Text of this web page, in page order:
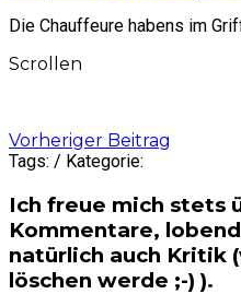
Die Chauffeure habens im
Scrollen
Post
navigation
Vorheriger Beitrag
Tags: / Kategorie:
Ich freue mich stets
Kommentare,
natürlich auch Kritik
löschen werde ;-) ).